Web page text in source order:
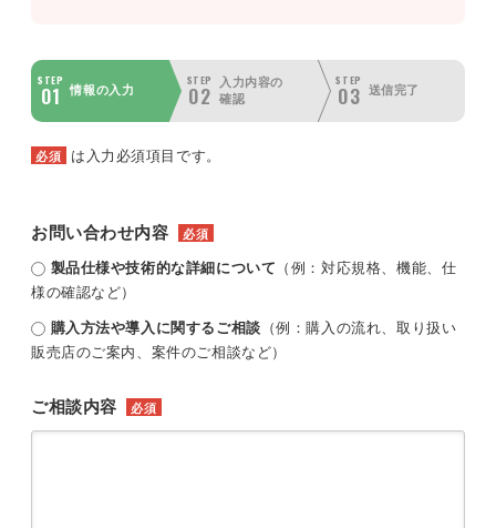
STEP
01 情報の入力
STEP
02
入力内容の
確認
STEP
03 送信完了
必須 は入力必須項目です。
お問い合わせ内容 必須
製品仕様や技術的な詳細について （例：対応規格、機能、仕
様の確認など）
購入方法や導入に関するご相談 （例：購入の流れ、取り扱い
販売店のご案内、案件のご相談など）
ご相談内容 必須